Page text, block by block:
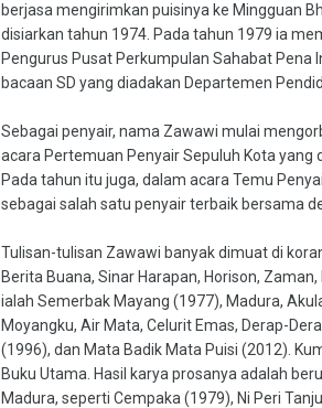
berjasa mengirimkan puisinya ke Mingguan
disiarkan tahun 1974. Pada tahun 1979 ia
Pengurus Pusat Perkumpulan Sahabat
bacaan SD yang diadakan Departemen
Sebagai penyair, nama Zawawi mulai
acara Pertemuan Penyair Sepuluh Kota yang
Pada tahun itu juga, dalam acara Temu
sebagai salah satu penyair terbaik bersama
Tulisan-tulisan Zawawi banyak dimuat di
Berita Buana, Sinar Harapan, Horison,
ialah Semerbak Mayang (1977), Madura,
Moyangku, Air Mata, Celurit Emas, Derap-
(1996), dan Mata Badik Mata Puisi (2012).
Buku Utama. Hasil karya prosanya adalah
Madura, seperti Cempaka (1979), Ni Peri